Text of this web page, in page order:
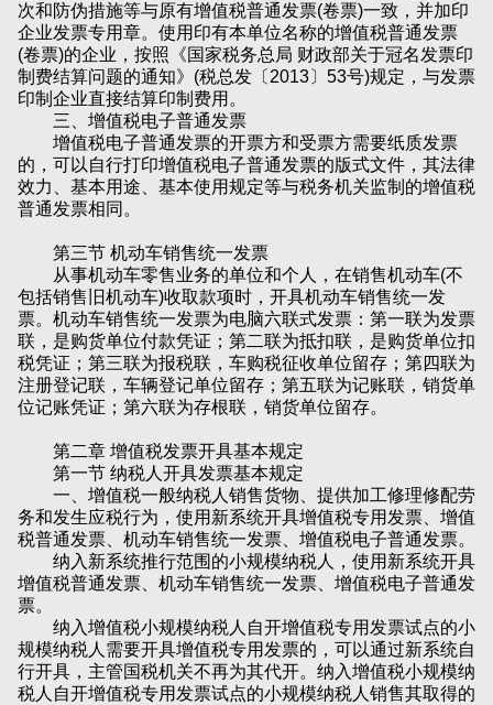
次和防伪措施等与原有增值税普通发票(卷票)一致，并加印
企业发票专用章。使用印有本单位名称的增值税普通发票
(卷票)的企业，按照《国家税务总局 财政部关于冠名发票印
制费结算问题的通知》(税总发〔2013〕53号)规定，与发票
印制企业直接结算印制费用。
三、增值税电子普通发票
增值税电子普通发票的开票方和受票方需要纸质发票
的，可以自行打印增值税电子普通发票的版式文件，其法律
效力、基本用途、基本使用规定等与税务机关监制的增值税
普通发票相同。
第三节 机动车销售统一发票
从事机动车零售业务的单位和个人，在销售机动车(不
包括销售旧机动车)收取款项时，开具机动车销售统一发
票。机动车销售统一发票为电脑六联式发票：第一联为发票
联，是购货单位付款凭证；第二联为抵扣联，是购货单位扣
税凭证；第三联为报税联，车购税征收单位留存；第四联为
注册登记联，车辆登记单位留存；第五联为记账联，销货单
位记账凭证；第六联为存根联，销货单位留存。
第二章 增值税发票开具基本规定
第一节 纳税人开具发票基本规定
一、增值税一般纳税人销售货物、提供加工修理修配劳
务和发生应税行为，使用新系统开具增值税专用发票、增值
税普通发票、机动车销售统一发票、增值税电子普通发票。
纳入新系统推行范围的小规模纳税人，使用新系统开具
增值税普通发票、机动车销售统一发票、增值税电子普通发
票。
纳入增值税小规模纳税人自开增值税专用发票试点的小
规模纳税人需要开具增值税专用发票的，可以通过新系统自
行开具，主管国税机关不再为其代开。纳入增值税小规模纳
税人自开增值税专用发票试点的小规模纳税人销售其取得的